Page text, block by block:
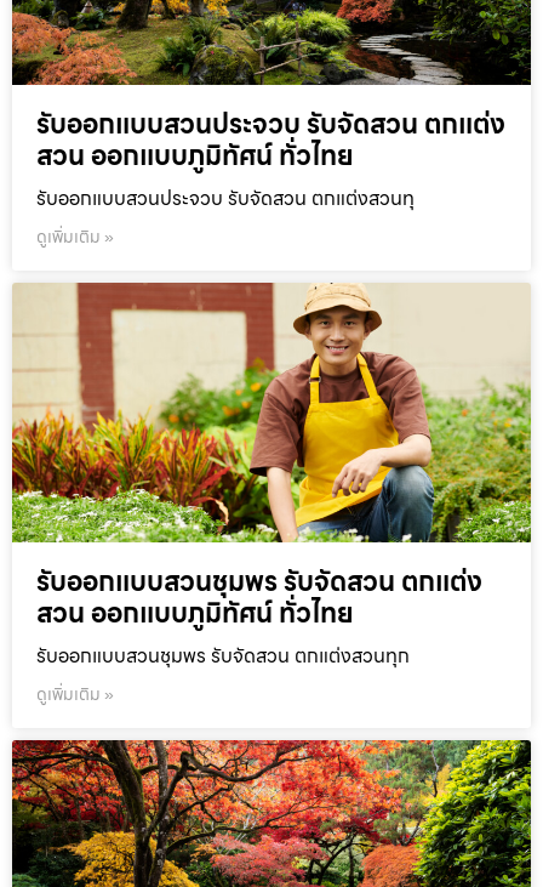
รับออกแบบสวนประจวบ รับจัดสวน ตกแต่ง
สวน ออกแบบภูมิทัศน์ ทั่วไทย
รับออกแบบสวนประจวบ รับจัดสวน ตกแต่งสวนทุ
ดูเพิ่มเติม »
รับออกแบบสวนชุมพร รับจัดสวน ตกแต่ง
สวน ออกแบบภูมิทัศน์ ทั่วไทย
รับออกแบบสวนชุมพร รับจัดสวน ตกแต่งสวนทุก
ดูเพิ่มเติม »